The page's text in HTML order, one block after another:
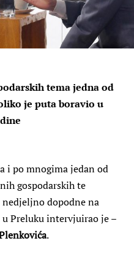
tema jedna od
je puta boravio u
i po mnogima jedan od
gospodarskih te
dopodne na
Preluku intervjuirao je –
.